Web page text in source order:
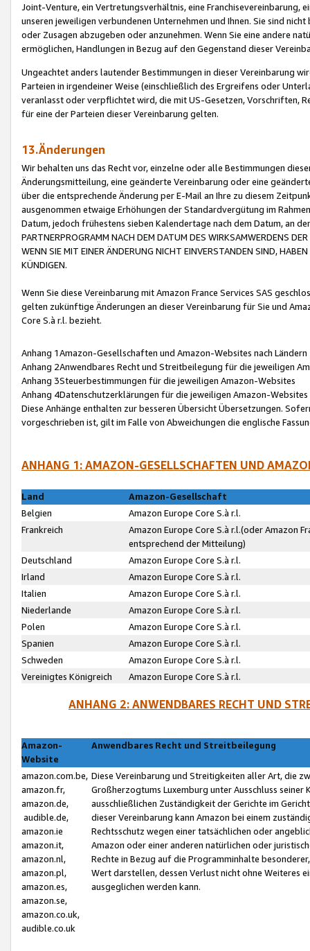
Joint-Venture, ein Vertretungsverhältnis, eine Franchisevereinbarung,
unseren jeweiligen verbundenen Unternehmen und Ihnen. Sie sind
oder Zusagen abzugeben oder anzunehmen. Wenn Sie eine andere
ermöglichen, Handlungen in Bezug auf den Gegenstand dieser
Ungeachtet anders lautender Bestimmungen in dieser Vereinbarung
Parteien in irgendeiner Weise (einschließlich des Ergreifens oder
veranlasst oder verpflichtet wird, die mit US-Gesetzen, Vorschriften,
für eine der Parteien dieser Vereinbarung gelten.
13.Änderungen
Wir behalten uns das Recht vor, einzelne oder alle Bestimmungen
Änderungsmitteilung, eine geänderte Vereinbarung oder eine
über die entsprechende Änderung per E-Mail an Ihre zu diesem
ausgenommen etwaige Erhöhungen der Standardvergütung im
Datum, jedoch frühestens sieben Kalendertage nach dem Datum, an
PARTNERPROGRAMM NACH DEM DATUM DES WIRKSAMWERDENS
WENN SIE MIT EINER ÄNDERUNG NICHT EINVERSTANDEN SIND,
KÜNDIGEN.
Wenn Sie diese Vereinbarung mit Amazon France Services SAS
gelten zukünftige Änderungen an dieser Vereinbarung für Sie und
Core S.à r.l. bezieht.
Anhang 1Amazon-Gesellschaften und Amazon-Websites nach Ländern
Anhang 2Anwendbares Recht und Streitbeilegung für die jeweiligen
Anhang 3Steuerbestimmungen für die jeweiligen Amazon-Websites
Anhang 4Datenschutzerklärungen für die jeweiligen Amazon-Websites
Diese Anhänge enthalten zur besseren Übersicht Übersetzungen.
vorgeschrieben ist, gilt im Falle von Abweichungen die englische
ANHANG 1: AMAZON-GESELLSCHAFTEN UND
Land
Amazon-Gesellschaft
Belgien
Amazon Europe Core S.à r.l.
Frankreich
Amazon Europe Core S.à r.l.(oder Amazon
entsprechend der Mitteilung)
Deutschland
Amazon Europe Core S.à r.l.
Irland
Amazon Europe Core S.à r.l.
Italien
Amazon Europe Core S.à r.l.
Niederlande
Amazon Europe Core S.à r.l.
Polen
Amazon Europe Core S.à r.l.
Spanien
Amazon Europe Core S.à r.l.
Schweden
Amazon Europe Core S.à r.l.
Vereinigtes Königreich
Amazon Europe Core S.à r.l.
ANHANG 2: ANWENDBARES RECHT UND
Amazon-
Website
Anwendbares Recht und Streitbeilegung
amazon.com.be,
amazon.fr,
amazon.de,
audible.de,
amazon.ie
amazon.it,
amazon.nl,
amazon.pl,
amazon.es,
amazon.se,
amazon.co.uk,
audible.co.uk
Diese Vereinbarung und Streitigkeiten aller Art, die
Großherzogtums Luxemburg unter Ausschluss
ausschließlichen Zuständigkeit der Gerichte im
dieser Vereinbarung kann Amazon bei einem
Rechtsschutz wegen einer tatsächlichen oder
Amazon oder einer anderen natürlichen oder
Rechte in Bezug auf die Programminhalte
Wert darstellen, dessen Verlust nicht ohne Weiteres
ausgeglichen werden kann.